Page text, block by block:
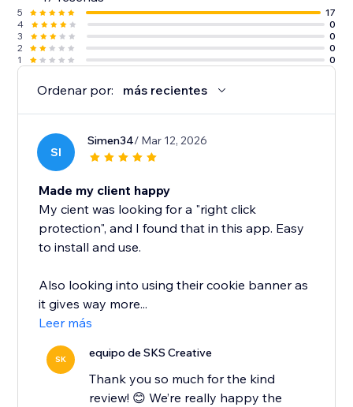
5
17
4
0
3
0
2
0
1
0
Ordenar por: más recientes
SI
Simen34/ Mar 12, 2026
Made my client happy
My cient was looking for a "right click
protection", and I found that in this app. Easy
to install and use.
Also looking into using their cookie banner as
it gives way more...
Leer más
SK equipo de SKS Creative
Thank you so much for the kind
review! 😊 We’re really happy the